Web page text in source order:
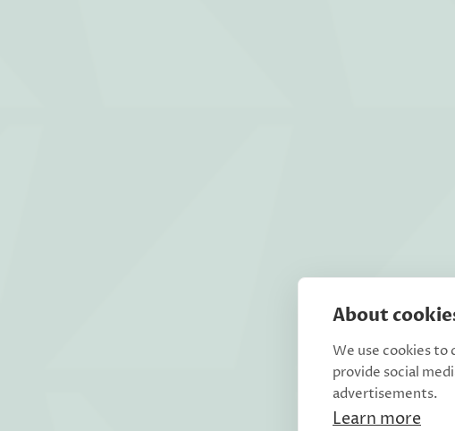
About
We use cookies to
provide social
advertisements.
Learn more